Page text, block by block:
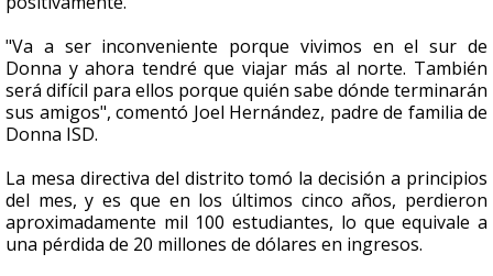
"Va a ser inconveniente porque vivimos en el sur de
Donna y ahora tendré que viajar más al norte. También
será difícil para ellos porque quién sabe dónde terminarán
sus amigos", comentó Joel Hernández, padre de familia de
Donna ISD.
La mesa directiva del distrito tomó la decisión a principios
del mes,y es que en los últimos cinco años, perdieron
aproximadamente mil 100 estudiantes, lo que equivale a
una pérdida de 20 millones de dólares en ingresos.